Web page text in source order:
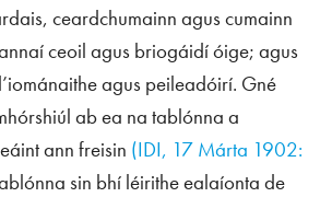
ceardchumainn agus cumainn
ceoil agus briogáidí óige; agus
agus peileadóirí. Gné
ab ea na tablónna a
ann freisin (IDI, 17 Márta 1902:
sin bhí léirithe ealaíonta de